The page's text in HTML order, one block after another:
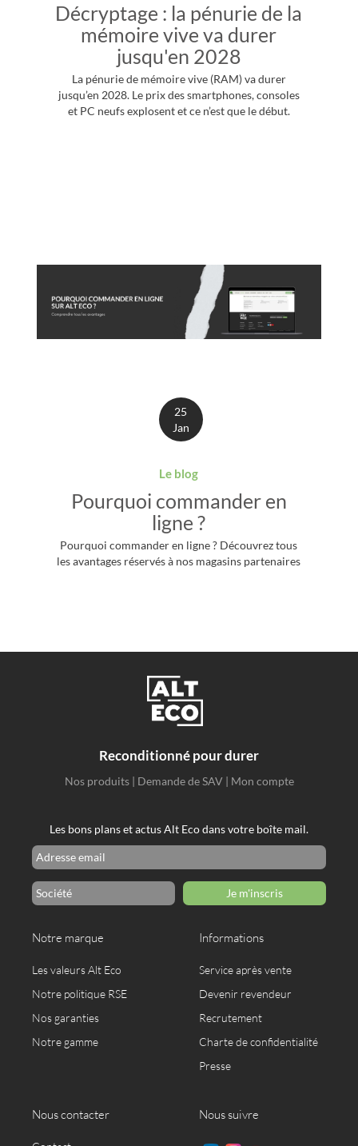
Décryptage : la pénurie de la
mémoire vive va durer
jusqu'en 2028
La pénurie de mémoire vive (RAM) va durer
jusqu’en 2028. Le prix des smartphones, consoles
et PC neufs explosent et ce n’est que le début.
25
Jan
Le blog
Pourquoi commander en
ligne ?
Pourquoi commander en ligne ? Découvrez tous
les avantages réservés à nos magasins partenaires
Reconditionné pour durer
Nos produits| Demande de SAV| Mon compte
Les bons plans et actus Alt Eco dans votre boîte mail.
Je m'inscris
Notre marque
Les valeurs Alt Eco
Notre politique RSE
Nos garanties
Notre gamme
Informations
Service après vente
Devenir revendeur
Recrutement
Charte de confidentialité
Presse
Nous contacter Nous suivre